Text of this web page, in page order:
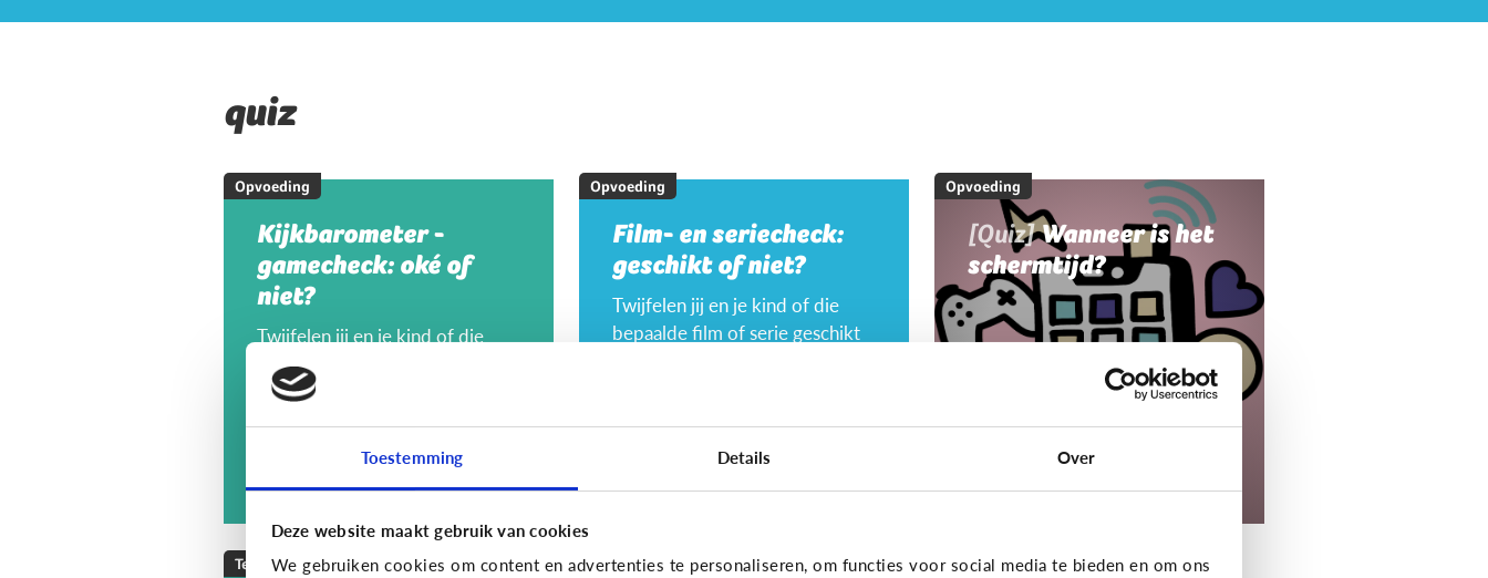
Toestemming Details Over
Deze website maakt gebruik van cookies
We gebruiken cookies om content en advertenties te personaliseren, om functies voor social media te bieden en om ons
quiz
Opvoeding
Kijkbarometer -
gamecheck: oké of
niet?
Twijfelen jij en je kind of die
nieuwe game geschikt is? Vul
deze quiz in samen met je kind
Opvoeding
Film- en seriecheck:
geschikt of niet?
Twijfelen jij en je kind of die
bepaalde film of serie geschikt
Opvoeding
[Quiz]Wanneer is het
schermtijd?
Techniek en toekomst